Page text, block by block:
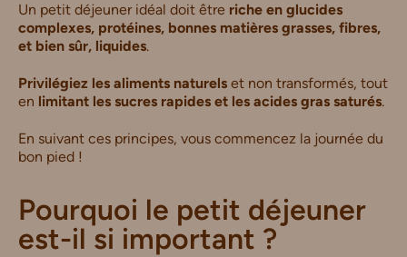
Un petit déjeuner idéal doit être riche en glucides
complexes, protéines, bonnes matières grasses, fibres,
et bien sûr, liquides.
Privilégiez les aliments naturels et non transformés, tout
en limitant les sucres rapides et les acides gras saturés.
En suivant ces principes, vous commencez la journée du
bon pied !
Pourquoi le petit déjeuner
est-il si important ?